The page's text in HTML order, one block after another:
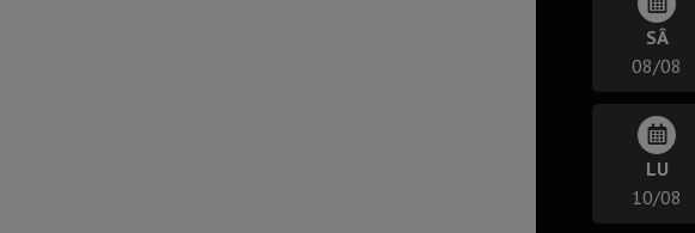
SÂ
08/08
LU
10/08